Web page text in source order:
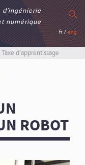
d’ingénierie
numérique
fr / eng
Taxe d’apprentissage
ROBOT